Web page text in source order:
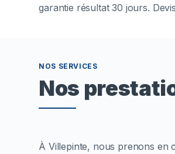
garantie résultat 30 jours.
NOS SERVICES
Nos
À Villepinte, nous prenons en